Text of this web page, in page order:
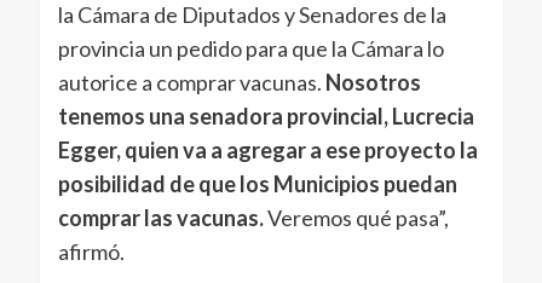
la Cámara de Diputados y Senadores de la
provincia un pedido para que la Cámara lo
autorice a comprar vacunas. Nosotros
tenemos una senadora provincial, Lucrecia
Egger, quien va a agregar a ese proyecto la
posibilidad de que los Municipios puedan
comprar las vacunas.Veremos qué pasa”,
afirmó.